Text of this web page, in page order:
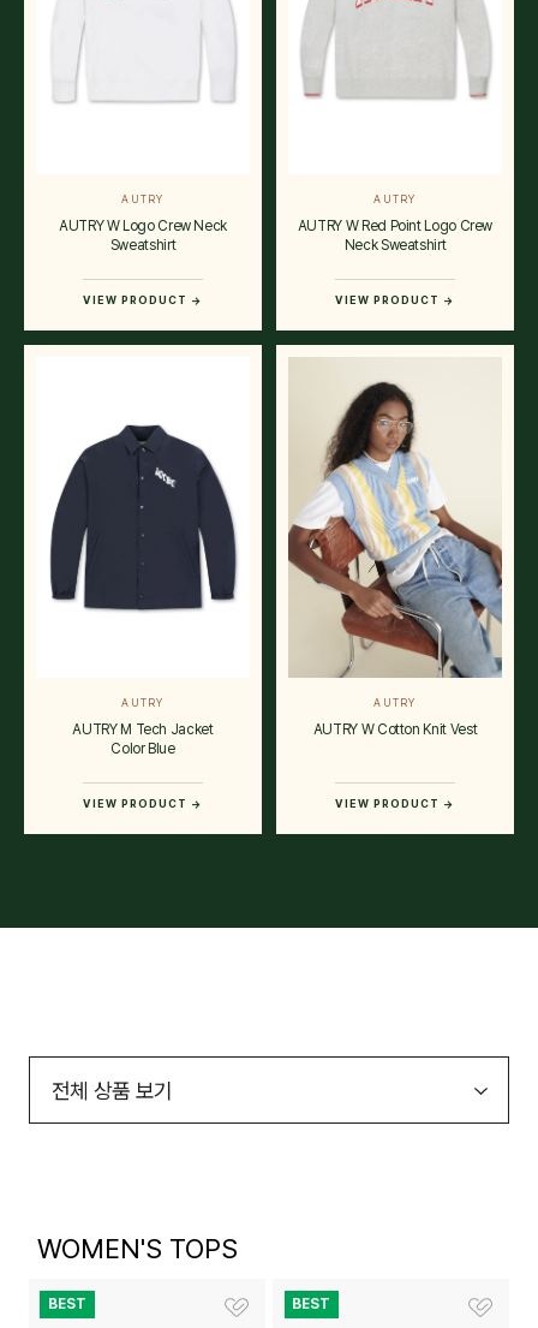
AUTRY
AUTRY W Logo Crew Neck
Sweatshirt
VIEW PRODUCT →
AUTRY
AUTRY W Red Point Logo Crew
Neck Sweatshirt
VIEW PRODUCT →
AUTRY
AUTRY M Tech Jacket
Color Blue
VIEW PRODUCT →
AUTRY
AUTRY W Cotton Knit Vest
VIEW PRODUCT →
WOMEN'S TOPS
BEST BEST